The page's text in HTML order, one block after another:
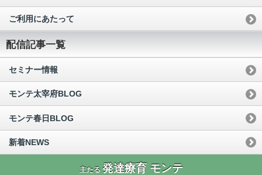
ご利用にあたって
配信記事一覧
セミナー情報
モンテ太宰府BLOG
モンテ春日BLOG
新着NEWS
主たる 発達療育 モンテ